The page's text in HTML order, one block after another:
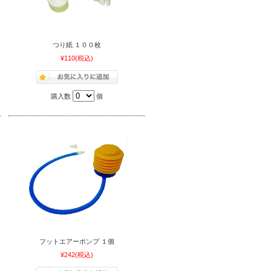
つり紙 １００枚
¥110(税込)
購入数 個
フットエアーポンプ １個
¥242(税込)